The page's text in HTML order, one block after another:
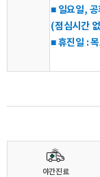
■ 일요일,
(점심시간
■휴진일 :
야간진료